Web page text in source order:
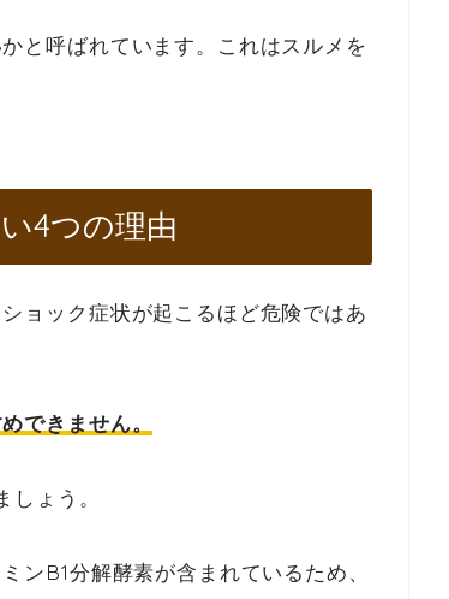
と呼ばれています。これはスルメを
4つの理由
ョック症状が起こるほど危険ではあ
できません。
ょう。
ンB1分解酵素が含まれているため、